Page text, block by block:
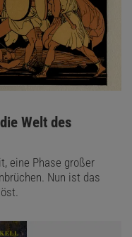
Welt des
eine Phase großer
Nun ist das